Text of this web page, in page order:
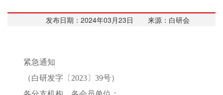
发布日期：2024年03月23日 来源：白研会
紧急通知
（白研发字〔2023〕39号）